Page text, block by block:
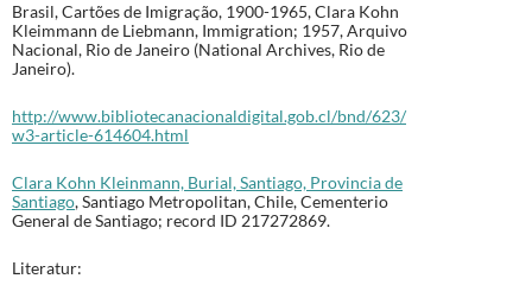
Brasil, Cartões de Imigração, 1900-1965, Clara Kohn
Kleimmann de Liebmann, Immigration; 1957, Arquivo
Nacional, Rio de Janeiro (National Archives, Rio de
Janeiro).
http://www.bibliotecanacionaldigital.gob.cl/bnd/623/
w3-article-614604.html
Clara Kohn Kleinmann, Burial, Santiago, Provincia de
Santiago, Santiago Metropolitan, Chile, Cementerio
General de Santiago; record ID 217272869.
Literatur: